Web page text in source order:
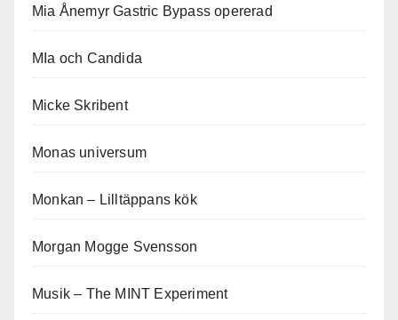
Mia Ånemyr Gastric Bypass opererad
MIa och Candida
Micke Skribent
Monas universum
Monkan – Lilltäppans kök
Morgan Mogge Svensson
Musik – The MINT Experiment